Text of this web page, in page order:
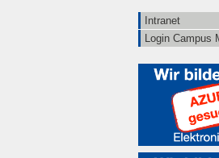
Intranet
Login Campus